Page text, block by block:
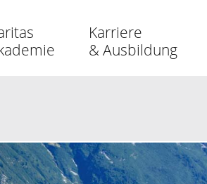
Karriere
& Ausbildung